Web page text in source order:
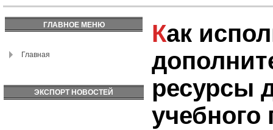
ГЛАВНОЕ МЕНЮ
Главная
ЭКСПОРТ НОВОСТЕЙ
Как использовать
ресурсы
учебного